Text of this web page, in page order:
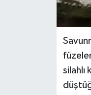
silahlı
Sağlık & Yaşam